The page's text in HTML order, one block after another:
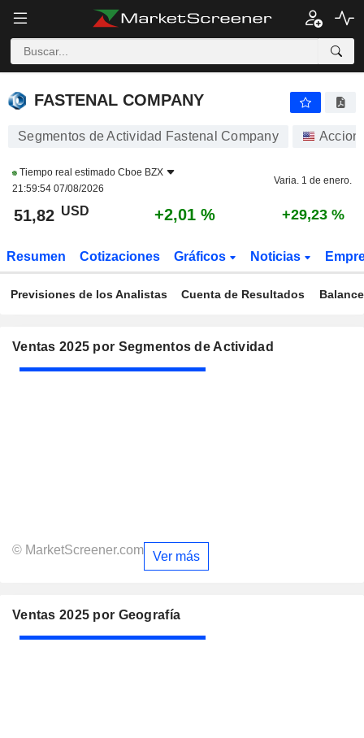
FASTENAL COMPANY
FASTENAL COMPANY
Segmentos de Actividad Fastenal Company
Tiempo real estimado Cboe BZX
21:59:54 07/08/2026
Varia. 1 de enero.
51,82 USD +2,01 % +29,23 %
Resumen Cotizaciones Gráficos Noticias
Previsiones de los Analistas Cuenta de Resultados Balance
Ventas 2025 por Segmentos de Actividad
© MarketScreener.com Ver más
Ventas 2025 por Geografía